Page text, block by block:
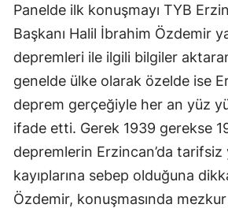
Panelde ilk konuşmayı TYB
Başkanı Halil İbrahim Özdemir
depremleri ile ilgili bilgiler
genelde ülke olarak özelde ise
deprem gerçeğiyle her an yüz
ifade etti. Gerek 1939 gerekse
depremlerin Erzincan’da tarifsiz
kayıplarına sebep olduğuna
Özdemir, konuşmasında